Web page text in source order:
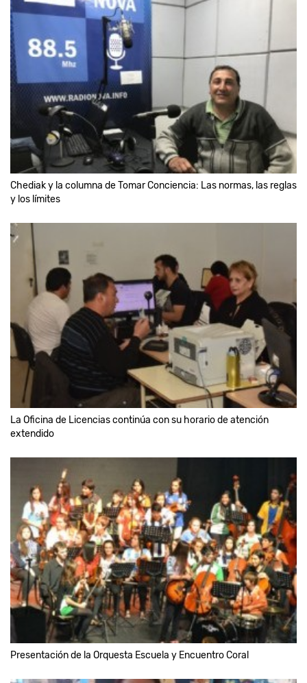
Chediak y la columna de Tomar Conciencia: Las normas, las reglas
y los límites
La Oficina de Licencias continúa con su horario de atención
extendido
Presentación de la Orquesta Escuela y Encuentro Coral